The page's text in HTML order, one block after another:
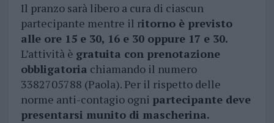
Il pranzo sarà libero a cura di ciascun
partecipante mentre il ritorno è previsto
alle ore 15 e 30, 16 e 30 oppure 17 e 30.
L’attività è gratuita con prenotazione
obbligatoria chiamando il numero
3382705788 (Paola). Per il rispetto delle
norme anti-contagio ogni partecipante deve
presentarsi munito di mascherina.